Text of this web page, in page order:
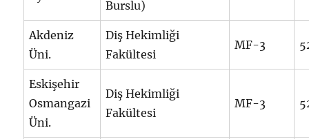
Burslu)
Akdeniz
Üni.
Diş Hekimliği
Fakültesi
MF-3
Eskişehir
Osmangazi
Üni.
Diş Hekimliği
Fakültesi
MF-3